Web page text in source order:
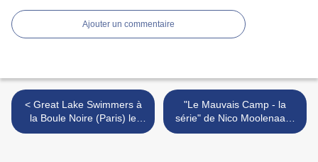
Ajouter un commentaire
< Great Lake Swimmers à
la Boule Noire (Paris) le
lundi 4 décembre
"Le Mauvais Camp - la
série" de Nico Moolenaar :
Breaking Better ! >